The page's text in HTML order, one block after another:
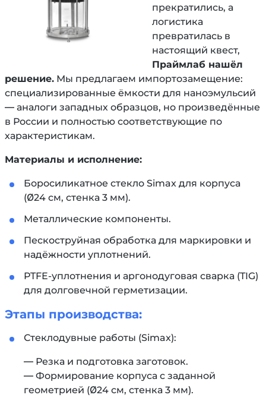
прекратились, а
логистика
превратилась в
настоящий квест,
Праймлаб нашёл
решение. Мы предлагаем импортозамещение:
специализированные ёмкости для наноэмульсий
— аналоги западных образцов, но произведённые
в России и полностью соответствующие по
характеристикам.
Материалы и исполнение:
Боросиликатное стекло Simax для корпуса
(Ø24 см, стенка 3 мм).
Металлические компоненты.
Пескоструйная обработка для маркировки и
надёжности уплотнений.
PTFE-уплотнения и аргонодуговая сварка (TIG)
для долговечной герметизации.
Этапы производства:
Стеклодувные работы (Simax):
— Резка и подготовка заготовок.
— Формирование корпуса с заданной
геометрией (Ø24 см, стенка 3 мм).